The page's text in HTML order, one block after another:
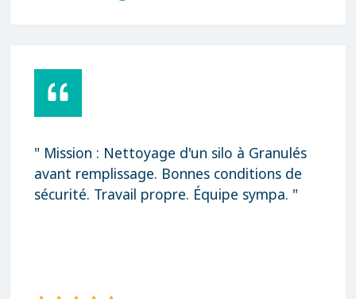
" Mission : Nettoyage d'un silo à Granulés
avant remplissage. Bonnes conditions de
sécurité. Travail propre. Équipe sympa. "